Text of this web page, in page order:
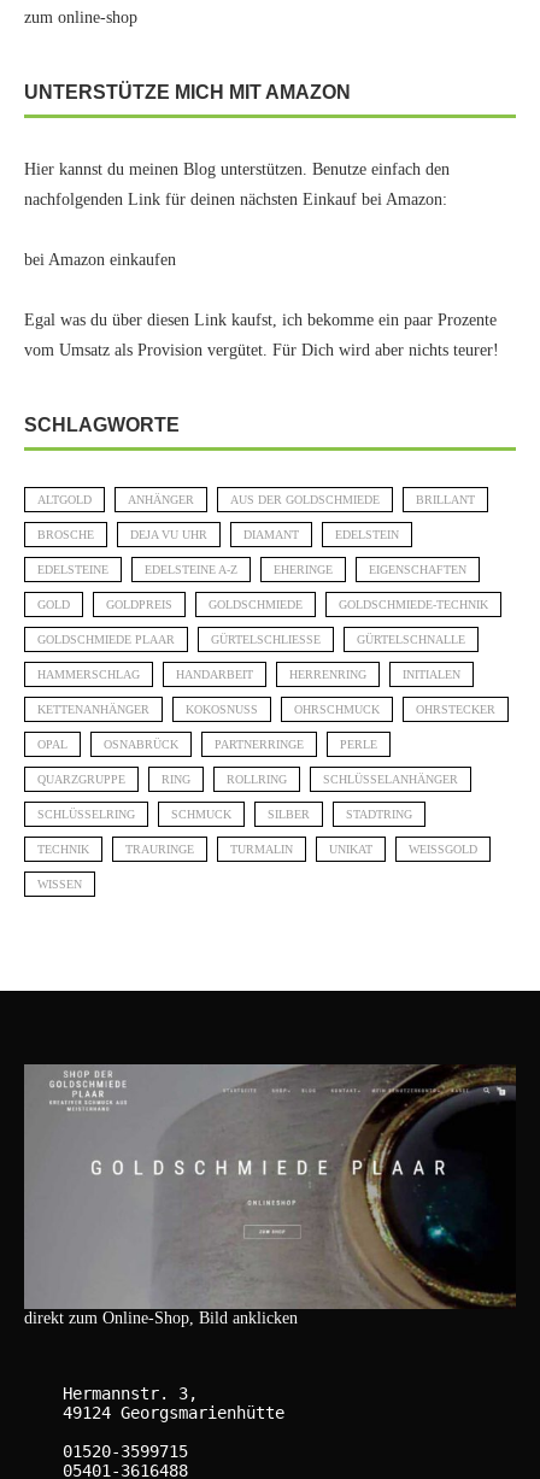
zum online-shop
UNTERSTÜTZE MICH MIT AMAZON
Hier kannst du meinen Blog unterstützen. Benutze einfach den
nachfolgenden Link für deinen nächsten Einkauf bei Amazon:
bei Amazon einkaufen
Egal was du über diesen Link kaufst, ich bekomme ein paar Prozente
vom Umsatz als Provision vergütet. Für Dich wird aber nichts teurer!
SCHLAGWORTE
ALTGOLD ANHÄNGER AUS DER GOLDSCHMIEDE BRILLANT
BROSCHE DEJA VU UHR DIAMANT EDELSTEIN
EDELSTEINE EDELSTEINE A-Z EHERINGE EIGENSCHAFTEN
GOLD GOLDPREIS GOLDSCHMIEDE GOLDSCHMIEDE-TECHNIK
GOLDSCHMIEDE PLAAR GÜRTELSCHLIESSE GÜRTELSCHNALLE
HAMMERSCHLAG HANDARBEIT HERRENRING INITIALEN
KETTENANHÄNGER KOKOSNUSS OHRSCHMUCK OHRSTECKER
OPAL OSNABRÜCK PARTNERRINGE PERLE
QUARZGRUPPE RING ROLLRING SCHLÜSSELANHÄNGER
SCHLÜSSELRING SCHMUCK SILBER STADTRING
TECHNIK TRAURINGE TURMALIN UNIKAT WEISSGOLD
WISSEN
direkt zum Online-Shop, Bild anklicken